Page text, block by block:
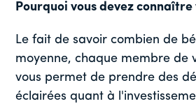
Pourquoi vous devez connaître
Le fait de savoir combien de
moyenne, chaque membre de
vous permet de prendre des
éclairées quant à